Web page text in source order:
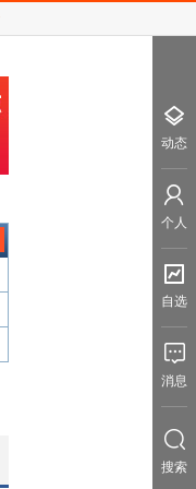
动态
个人
自选
消息
搜索